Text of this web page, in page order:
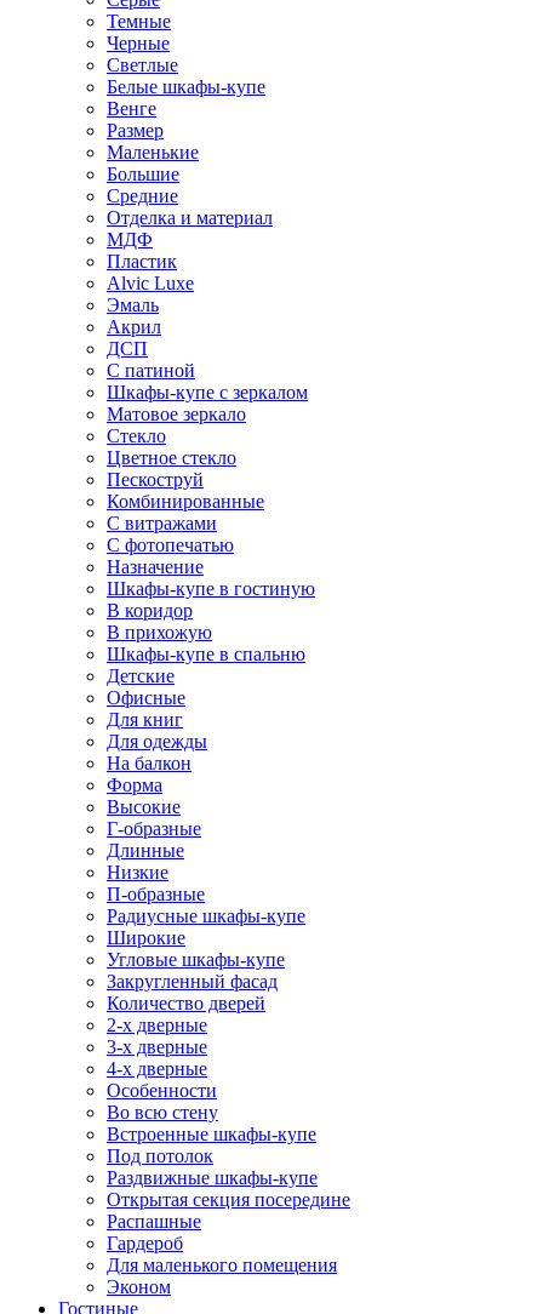
Темные
Черные
Светлые
Белые шкафы-купе
Венге
Размер
Маленькие
Большие
Средние
Отделка и материал
МДФ
Пластик
Alvic Luxe
Эмаль
Акрил
ДСП
С патиной
Шкафы-купе с зеркалом
Матовое зеркало
Стекло
Цветное стекло
Пескоструй
Комбинированные
С витражами
С фотопечатью
Назначение
Шкафы-купе в гостиную
В коридор
В прихожую
Шкафы-купе в спальню
Детские
Офисные
Для книг
Для одежды
На балкон
Форма
Высокие
Г-образные
Длинные
Низкие
П-образные
Радиусные шкафы-купе
Широкие
Угловые шкафы-купе
Закругленный фасад
Количество дверей
2-х дверные
3-х дверные
4-х дверные
Особенности
Во всю стену
Встроенные шкафы-купе
Под потолок
Раздвижные шкафы-купе
Открытая секция посередине
Распашные
Гардероб
Для маленького помещения
Эконом
Гостиные